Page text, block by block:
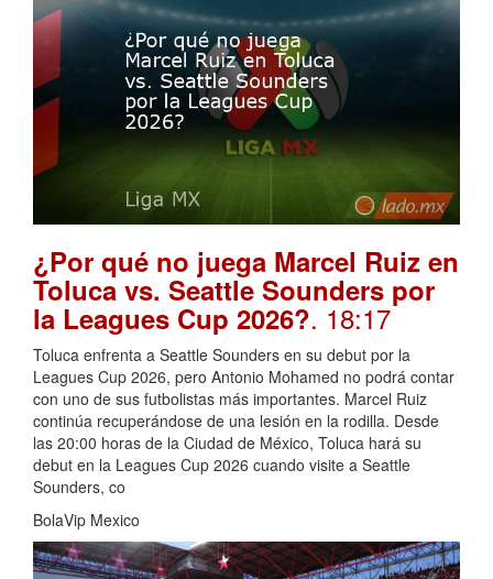
¿Por qué no juega Marcel Ruiz en
Toluca vs. Seattle Sounders por
la Leagues Cup 2026?. 18:17
Toluca enfrenta a Seattle Sounders en su debut por la
Leagues Cup 2026, pero Antonio Mohamed no podrá contar
con uno de sus futbolistas más importantes. Marcel Ruiz
continúa recuperándose de una lesión en la rodilla. Desde
las 20:00 horas de la Ciudad de México, Toluca hará su
debut en la Leagues Cup 2026 cuando visite a Seattle
Sounders, co
BolaVip Mexico